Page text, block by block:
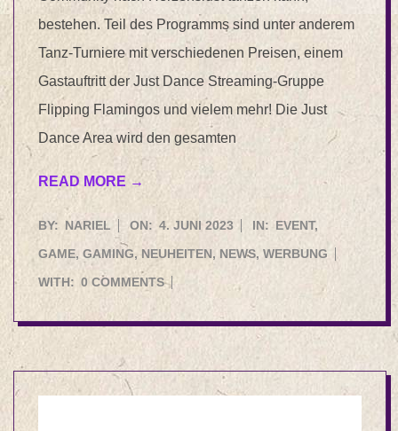
bestehen. Teil des Programms sind unter anderem
Tanz-Turniere mit verschiedenen Preisen, einem
Gastauftritt der Just Dance Streaming-Gruppe
Flipping Flamingos und vielem mehr! ​Die Just
Dance Area wird den gesamten
READ MORE →
2023-
06-
04
BY: NARIEL ON: 4. JUNI 2023 IN: EVENT,
GAME,GAMING, NEUHEITEN , NEWS,WERBUNG
WITH: 0 COMMENTS